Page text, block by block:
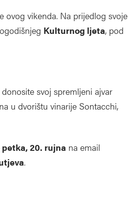
ovog vikenda. Na prijedlog svoje
Kulturnog ljeta, pod
svoj spremljeni ajvar
u dvorištu vinarije Sontacchi,
20. rujna na email
.